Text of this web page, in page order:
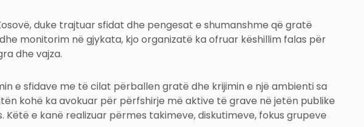
duke trajtuar sfidat dhe pengesat e shumanshme që gratë
monitorim në gjykata, kjo organizatë ka ofruar këshillim falas për
dhe vajza.
e sfidave me të cilat përballen gratë dhe krijimin e një ambienti sa
kohë ka avokuar për përfshirje më aktive të grave në jetën publike
Këtë e kanë realizuar përmes takimeve, diskutimeve, fokus grupeve